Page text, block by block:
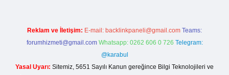
Reklam ve İletişim: E-mail: backlinkpaneli@gmail.com Teams:
forumhizmeti@gmail.com Whatsapp: 0262 606 0 726 Telegram:
@karabul
Yasal Uyarı: Sitemiz, 5651 Sayılı Kanun gereğince Bilgi Teknolojileri ve